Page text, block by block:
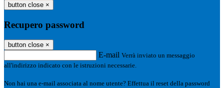
button close ×
Recupero password
button close ×
E-mail Verrà inviato un messaggio
all'indirizzo indicato con le istruzioni necessarie.
Non hai una e-mail associata al nome utente? Effettua il reset della password